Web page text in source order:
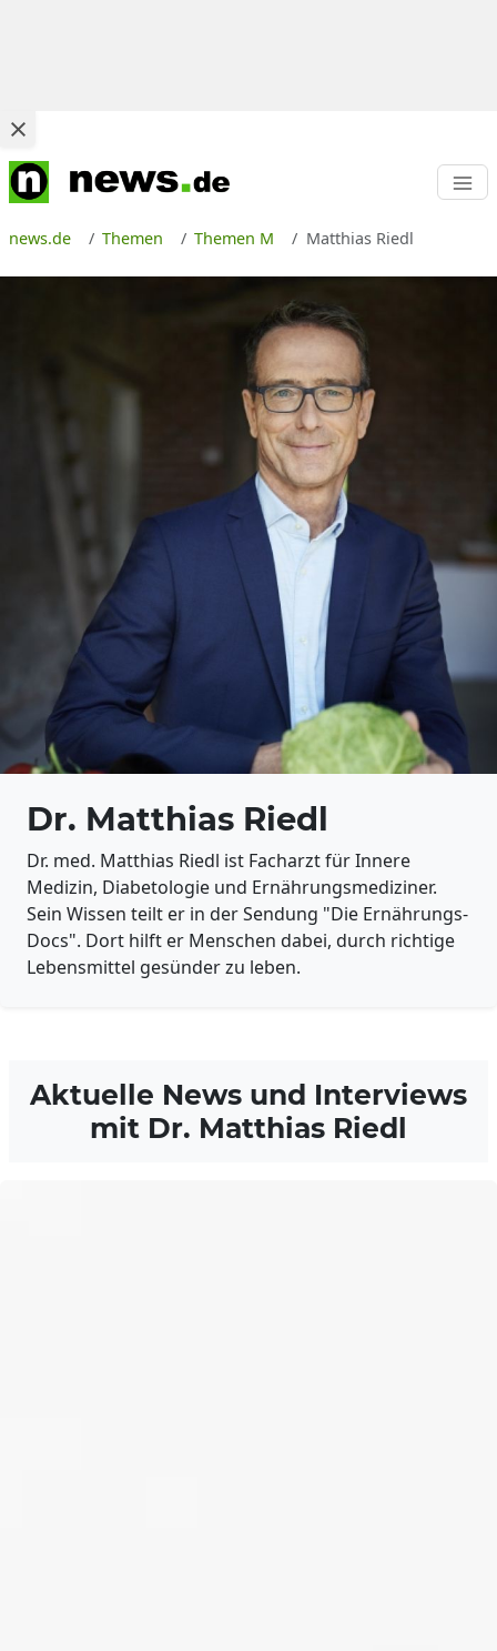
news.de Themen Themen M Matthias Riedl
Dr. Matthias Riedl
Dr. med. Matthias Riedl ist Facharzt für Innere
Medizin, Diabetologie und Ernährungsmediziner.
Sein Wissen teilt er in der Sendung "Die Ernährungs-
Docs". Dort hilft er Menschen dabei, durch richtige
Lebensmittel gesünder zu leben.
Aktuelle News und Interviews
mit Dr. Matthias Riedl